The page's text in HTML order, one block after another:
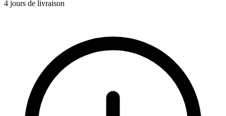
4 jours de livraison